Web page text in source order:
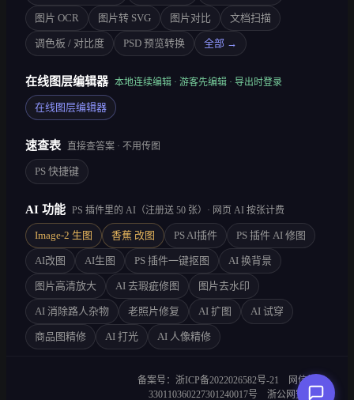
图片 OCR 图片转 SVG 图片对比 文档扫描
调色板 / 对比度 PSD 预览转换 全部 →
在线图层编辑器 本地连续编辑 · 游客先编辑 · 导出时登录
在线图层编辑器
速查表 直接查答案 · 不用传图
PS 快捷键
AI 功能 PS 插件里的 AI（注册送 50 张）· 网页 AI 按张计费
Image-2 生图 香蕉 改图 PS AI插件 PS 插件 AI 修图
AI改图 AI生图 PS 插件一键抠图 AI 换背景
图片高清放大 AI 去瑕疵修图 图片去水印
AI 消除路人杂物 老照片修复 AI 扩图 AI 试穿
商品图精修 AI 打光 AI 人像精修
备案号：浙ICP备2022026582号-21
网信算备
330110360227301240017号
浙公网安备